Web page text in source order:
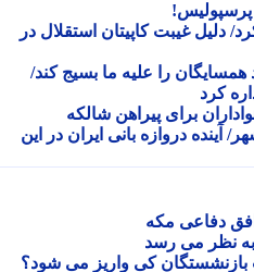
غیبت کاپیتان استقلال در
را علیه ما بسیج کند/
کرد
برای پیراهن شالکه
دروازه بانی ایران در این
دفاعی مکه
نظر می رسد
کی واریز می شود؟